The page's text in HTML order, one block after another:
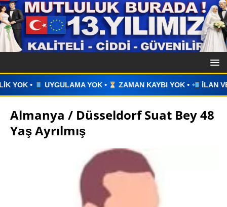
YOK • ZAMAN KAYBI YOK • İLAN VERİN • WHATSAPP
Almanya / Düsseldorf Suat Bey 48
Yaş Ayrılmış